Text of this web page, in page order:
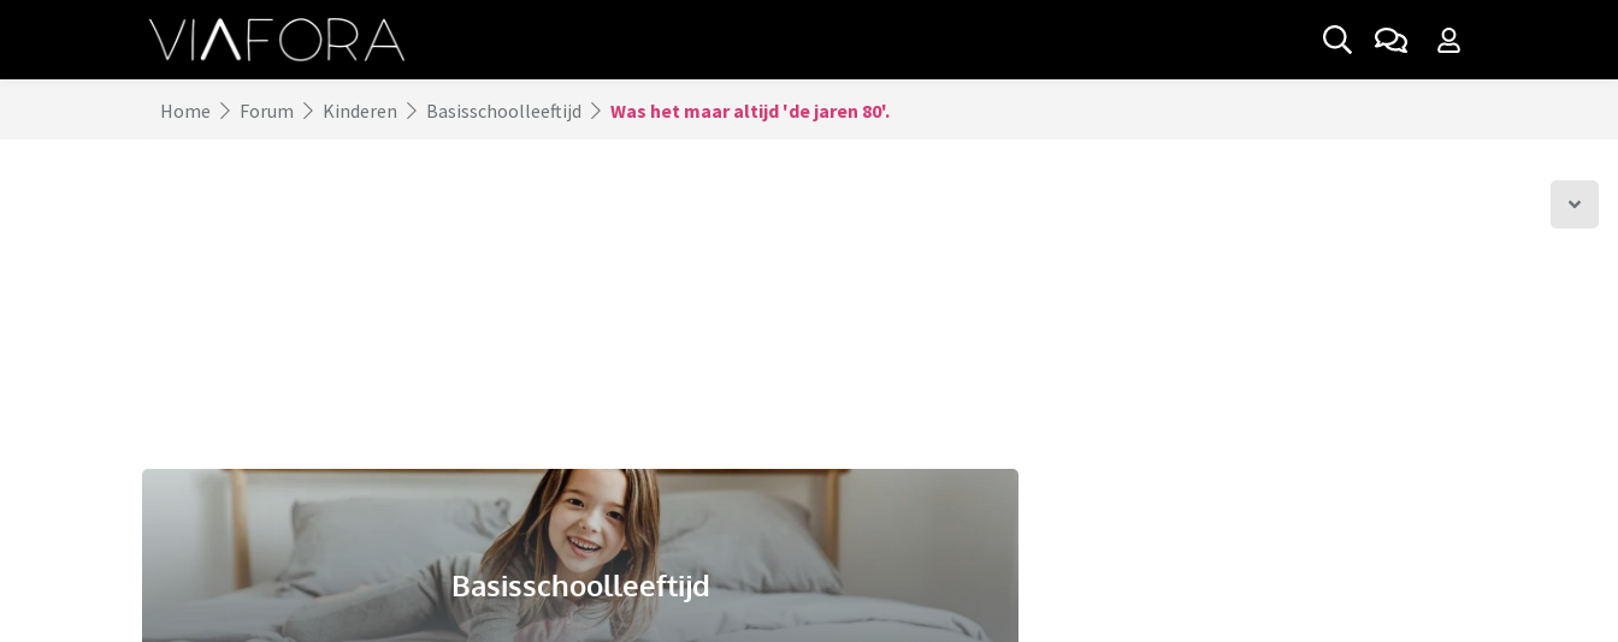
Home Forum Kinderen Basisschoolleeftijd Was het maar altijd 'de jaren 80'.
Basisschoolleeftijd